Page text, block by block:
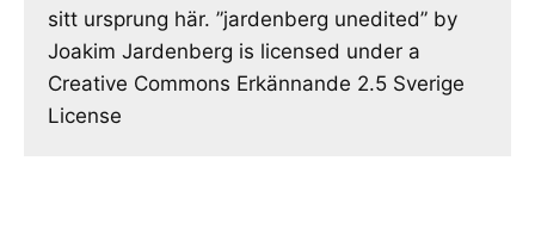
sitt ursprung här. ”jardenberg unedited” by
Joakim Jardenberg is licensed under a
Creative Commons Erkännande 2.5 Sverige
License